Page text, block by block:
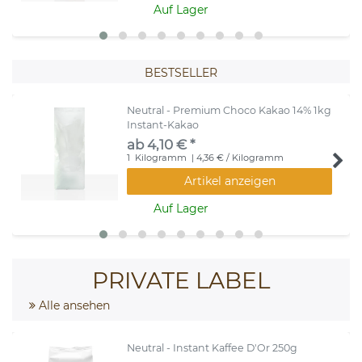
Auf Lager
BESTSELLER
Neutral - Premium Choco Kakao 14% 1kg
Instant-Kakao
ab 4,10 € *
1 Kilogramm | 4,36 € / Kilogramm
Artikel anzeigen
Auf Lager
PRIVATE LABEL
Alle ansehen
Neutral - Instant Kaffee D'Or 250g